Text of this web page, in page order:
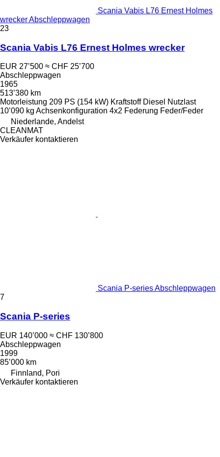
Scania Vabis L76 Ernest Holmes
wrecker Abschleppwagen
23
Scania Vabis L76 Ernest Holmes wrecker
EUR 27’500 ≈ CHF 25’700
Abschleppwagen
1965
513’380 km
Motorleistung 209 PS (154 kW) Kraftstoff Diesel Nutzlast
10’090 kg Achsenkonfiguration 4x2 Federung Feder/Feder
Niederlande, Andelst
CLEANMAT
Verkäufer kontaktieren
Scania P-series Abschleppwagen
7
Scania P-series
EUR 140’000 ≈ CHF 130’800
Abschleppwagen
1999
85’000 km
Finnland, Pori
Verkäufer kontaktieren